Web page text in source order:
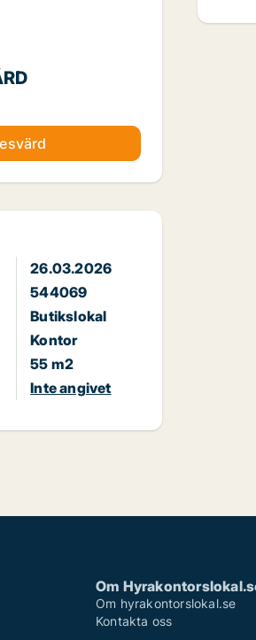
26.03.2026
544069
Butikslokal
Kontor
55 m2
Inte angivet
Om
Om hyrakontorslokal.se
Kontakta oss